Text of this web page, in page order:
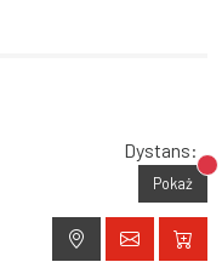
Dystans:
Pokaż